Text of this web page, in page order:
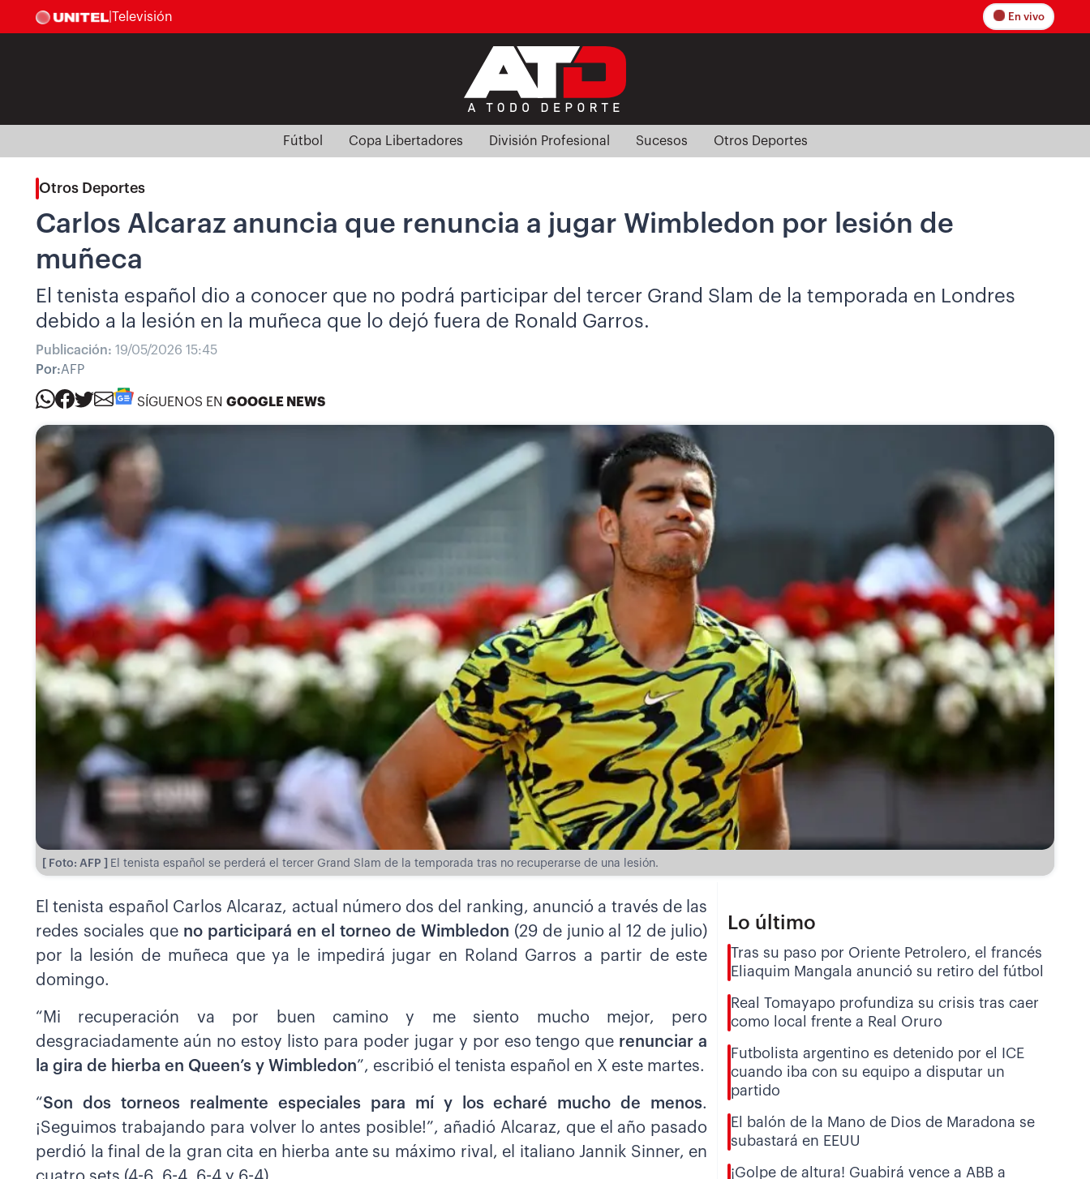
Televisión En vivo
Fútbol Copa Libertadores División Profesional Sucesos Otros Deportes
Otros Deportes
Carlos Alcaraz anuncia que renuncia a jugar Wimbledon por lesión de
muñeca
El tenista español dio a conocer que no podrá participar del tercer Grand Slam de la temporada en Londres
debido a la lesión en la muñeca que lo dejó fuera de Ronald Garros.
Publicación: 19/05/2026 15:45
Por:AFP
SÍGUENOS EN GOOGLE NEWS
[ Foto: AFP ] El tenista español se perderá el tercer Grand Slam de la temporada tras no recuperarse de una lesión.
El tenista español Carlos Alcaraz, actual número dos del ranking, anunció a través de las
redes sociales queno participará en el torneo de Wimbledon (29 de junio al 12 de julio)
por la lesión de muñeca que ya le impedirá jugar en Roland Garros a partir de este
domingo.
“Mi recuperación va por buen camino y me siento mucho mejor, pero
desgraciadamente aún no estoy listo para poder jugar y por eso tengo que renunciar a
la gira de hierba en Queen’s y Wimbledon”, escribió el tenista español en X este martes.
“Son dos torneos realmente especiales para mí y los echaré mucho de menos.
¡Seguimos trabajando para volver lo antes posible!”, añadió Alcaraz, que el año pasado
perdió la final de la gran cita en hierba ante su máximo rival, el italiano Jannik Sinner, en
Lo último
Tras su paso por Oriente Petrolero, el francés
Eliaquim Mangala anunció su retiro del fútbol
Real Tomayapo profundiza su crisis tras caer
como local frente a Real Oruro
Futbolista argentino es detenido por el ICE
cuando iba con su equipo a disputar un
partido
El balón de la Mano de Dios de Maradona se
subastará en EEUU
¡Golpe de altura! Guabirá vence a ABB a